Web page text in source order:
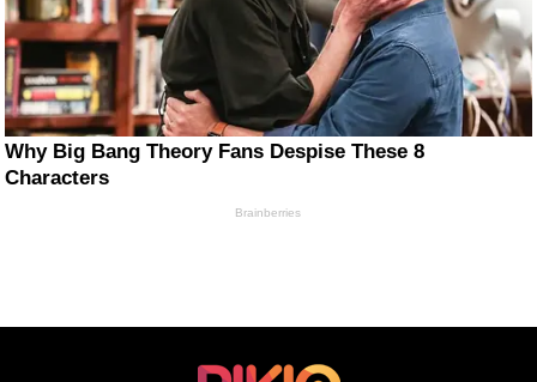
Why Big Bang Theory Fans Despise These 8
Characters
Brainberries